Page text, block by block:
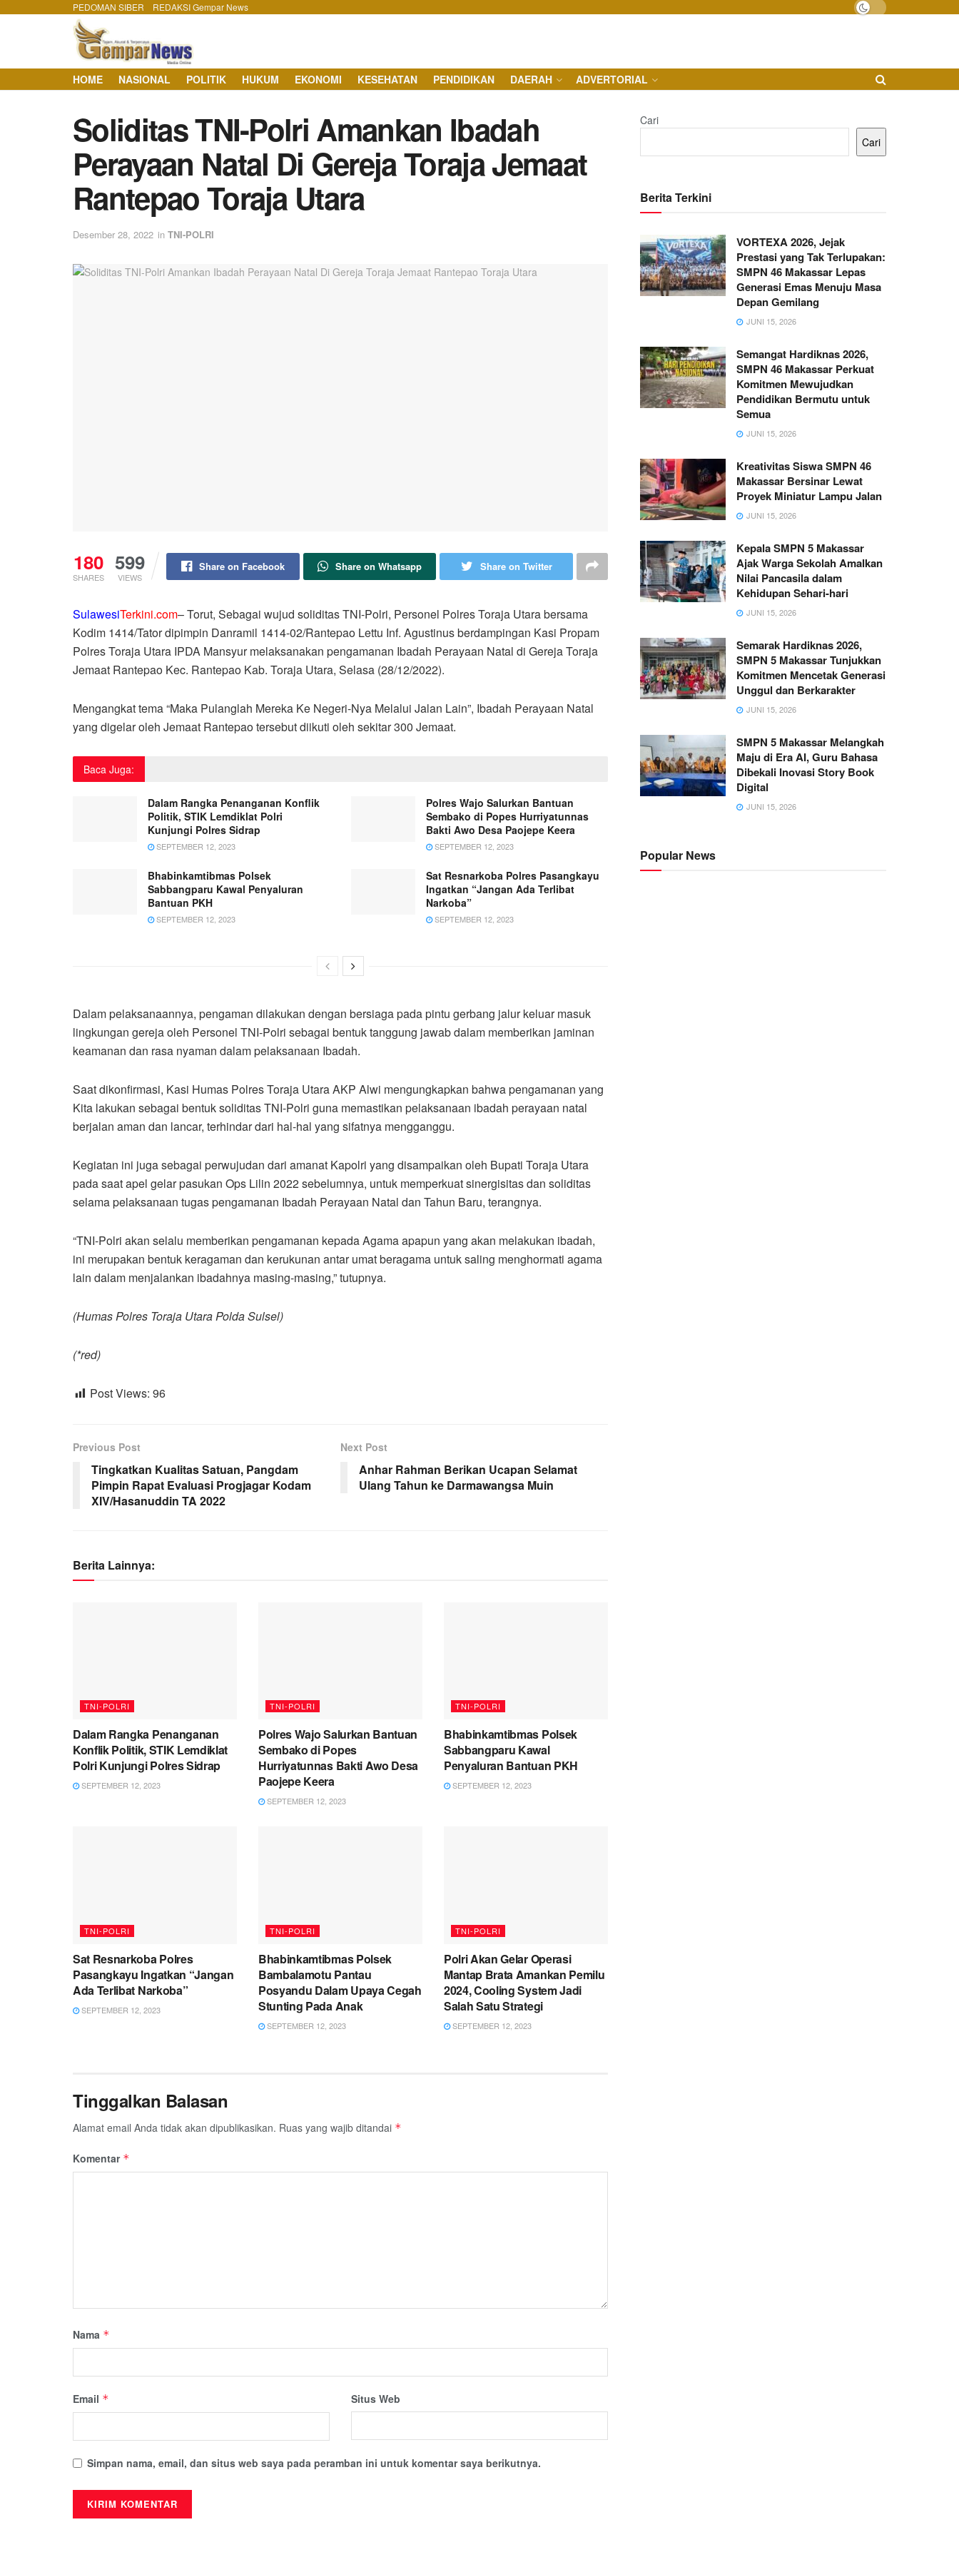
PEDOMAN SIBER REDAKSI Gempar News
HOME NASIONAL POLITIK HUKUM EKONOMI KESEHATAN PENDIDIKAN DAERAH ADVERTORIAL
Soliditas TNI-Polri Amankan Ibadah
Perayaan Natal Di Gereja Toraja Jemaat
Rantepao Toraja Utara
Desember 28, 2022 in TNI-POLRI
180
SHARES
599
VIEWS
Share on Facebook Share on Whatsapp Share on Twitter
SulawesiTerkini.com– Torut, Sebagai wujud soliditas TNI-Polri, Personel Polres Toraja Utara bersama
Kodim 1414/Tator dipimpin Danramil 1414-02/Rantepao Lettu Inf. Agustinus berdampingan Kasi Propam
Polres Toraja Utara IPDA Mansyur melaksanakan pengamanan Ibadah Perayaan Natal di Gereja Toraja
Jemaat Rantepao Kec. Rantepao Kab. Toraja Utara, Selasa (28/12/2022).
Mengangkat tema “Maka Pulanglah Mereka Ke Negeri-Nya Melalui Jalan Lain”, Ibadah Perayaan Natal
yang digelar oleh Jemaat Rantepao tersebut diikuti oleh sekitar 300 Jemaat.
Baca Juga:
Dalam Rangka Penanganan Konflik
Politik, STIK Lemdiklat Polri
Kunjungi Polres Sidrap
SEPTEMBER 12, 2023
Polres Wajo Salurkan Bantuan
Sembako di Popes Hurriyatunnas
Bakti Awo Desa Paojepe Keera
SEPTEMBER 12, 2023
Bhabinkamtibmas Polsek
Sabbangparu Kawal Penyaluran
Bantuan PKH
SEPTEMBER 12, 2023
Sat Resnarkoba Polres Pasangkayu
Ingatkan “Jangan Ada Terlibat
Narkoba”
SEPTEMBER 12, 2023
Dalam pelaksanaannya, pengaman dilakukan dengan bersiaga pada pintu gerbang jalur keluar masuk
lingkungan gereja oleh Personel TNI-Polri sebagai bentuk tanggung jawab dalam memberikan jaminan
keamanan dan rasa nyaman dalam pelaksanaan Ibadah.
Saat dikonfirmasi, Kasi Humas Polres Toraja Utara AKP Alwi mengungkapkan bahwa pengamanan yang
Kita lakukan sebagai bentuk soliditas TNI-Polri guna memastikan pelaksanaan ibadah perayaan natal
berjalan aman dan lancar, terhindar dari hal-hal yang sifatnya mengganggu.
Kegiatan ini juga sebagai perwujudan dari amanat Kapolri yang disampaikan oleh Bupati Toraja Utara
pada saat apel gelar pasukan Ops Lilin 2022 sebelumnya, untuk memperkuat sinergisitas dan soliditas
selama pelaksanaan tugas pengamanan Ibadah Perayaan Natal dan Tahun Baru, terangnya.
“TNI-Polri akan selalu memberikan pengamanan kepada Agama apapun yang akan melakukan ibadah,
ini merupakan bentuk keragaman dan kerukunan antar umat beragama untuk saling menghormati agama
lain dalam menjalankan ibadahnya masing-masing,” tutupnya.
(Humas Polres Toraja Utara Polda Sulsel)
(*red)
Post Views: 96
Previous Post
Tingkatkan Kualitas Satuan, Pangdam
Pimpin Rapat Evaluasi Progjagar Kodam
XIV/Hasanuddin TA 2022
Next Post
Anhar Rahman Berikan Ucapan Selamat
Ulang Tahun ke Darmawangsa Muin
Berita Lainnya:
TNI-POLRI
Dalam Rangka Penanganan
Konflik Politik, STIK Lemdiklat
Polri Kunjungi Polres Sidrap
SEPTEMBER 12, 2023
TNI-POLRI
Polres Wajo Salurkan Bantuan
Sembako di Popes
Hurriyatunnas Bakti Awo Desa
Paojepe Keera
SEPTEMBER 12, 2023
TNI-POLRI
Bhabinkamtibmas Polsek
Sabbangparu Kawal
Penyaluran Bantuan PKH
SEPTEMBER 12, 2023
TNI-POLRI
Sat Resnarkoba Polres
Pasangkayu Ingatkan “Jangan
Ada Terlibat Narkoba”
SEPTEMBER 12, 2023
TNI-POLRI
Bhabinkamtibmas Polsek
Bambalamotu Pantau
Posyandu Dalam Upaya Cegah
Stunting Pada Anak
SEPTEMBER 12, 2023
TNI-POLRI
Polri Akan Gelar Operasi
Mantap Brata Amankan Pemilu
2024, Cooling System Jadi
Salah Satu Strategi
SEPTEMBER 12, 2023
Tinggalkan Balasan
Alamat email Anda tidak akan dipublikasikan. Ruas yang wajib ditandai *
Komentar *
Nama *
Email * Situs Web
Simpan nama, email, dan situs web saya pada peramban ini untuk komentar saya berikutnya.
Cari
Cari
Berita Terkini
VORTEXA 2026, Jejak
Prestasi yang Tak Terlupakan:
SMPN 46 Makassar Lepas
Generasi Emas Menuju Masa
Depan Gemilang
JUNI 15, 2026
Semangat Hardiknas 2026,
SMPN 46 Makassar Perkuat
Komitmen Mewujudkan
Pendidikan Bermutu untuk
Semua
JUNI 15, 2026
Kreativitas Siswa SMPN 46
Makassar Bersinar Lewat
Proyek Miniatur Lampu Jalan
JUNI 15, 2026
Kepala SMPN 5 Makassar
Ajak Warga Sekolah Amalkan
Nilai Pancasila dalam
Kehidupan Sehari-hari
JUNI 15, 2026
Semarak Hardiknas 2026,
SMPN 5 Makassar Tunjukkan
Komitmen Mencetak Generasi
Unggul dan Berkarakter
JUNI 15, 2026
SMPN 5 Makassar Melangkah
Maju di Era AI, Guru Bahasa
Dibekali Inovasi Story Book
Digital
JUNI 15, 2026
Popular News